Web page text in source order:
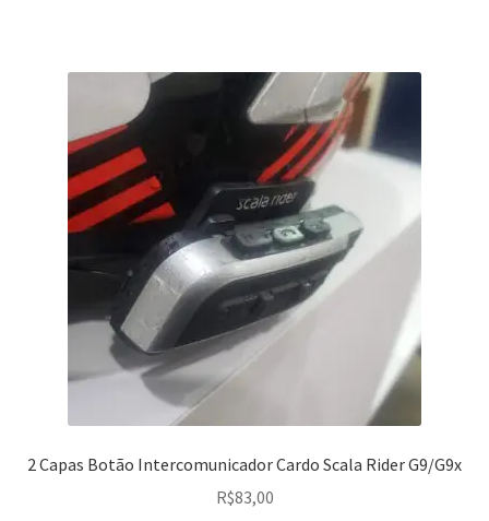
2 Capas Botão Intercomunicador Cardo Scala Rider G9/G9x
R$83,00